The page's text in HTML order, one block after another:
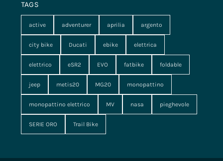
TAGS
active adventurer aprilia argento
city bike Ducati ebike elettrica
elettrico eSR2 EVO fatbike foldable
jeep metis20 MG20 monopattino
monopattino elettrico MV nasa pieghevole
SERIE ORO Trail Bike